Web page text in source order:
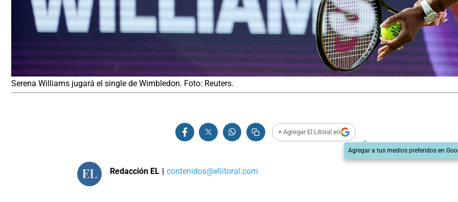
Serena Williams jugará el single de Wimbledon. Foto: Reuters.
+ Agregar El Litoral en
Agregar a tus medios preferidos en
Redacción EL | contenidos@ellitoral.com